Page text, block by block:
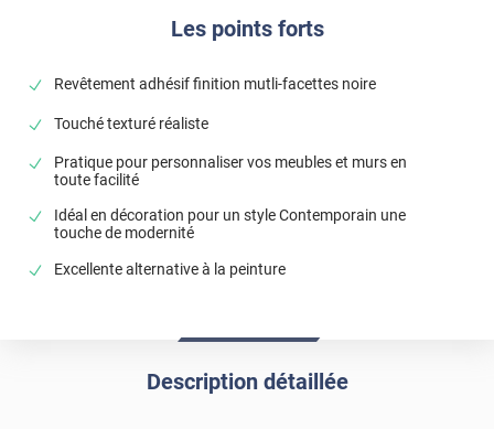
Les points forts
Revêtement adhésif finition mutli-facettes noire
Touché texturé réaliste
Pratique pour personnaliser vos meubles et murs en
toute facilité
Idéal en décoration pour un style Contemporain une
touche de modernité
Excellente alternative à la peinture
Description détaillée